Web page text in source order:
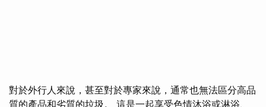
對於外行人來說，甚至對於專家來說，通常也無法區分高品
質的產品和劣質的垃圾。 這是一起享受色情沐浴或淋浴、